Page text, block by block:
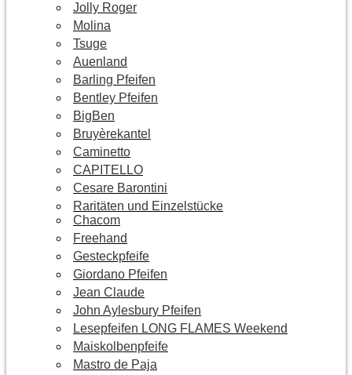
Jolly Roger
Molina
Tsuge
Auenland
Barling Pfeifen
Bentley Pfeifen
BigBen
Bruyèrekantel
Caminetto
CAPITELLO
Cesare Barontini
Raritäten und Einzelstücke
Chacom
Freehand
Gesteckpfeife
Giordano Pfeifen
Jean Claude
John Aylesbury Pfeifen
Lesepfeifen LONG FLAMES Weekend
Maiskolbenpfeife
Mastro de Paja